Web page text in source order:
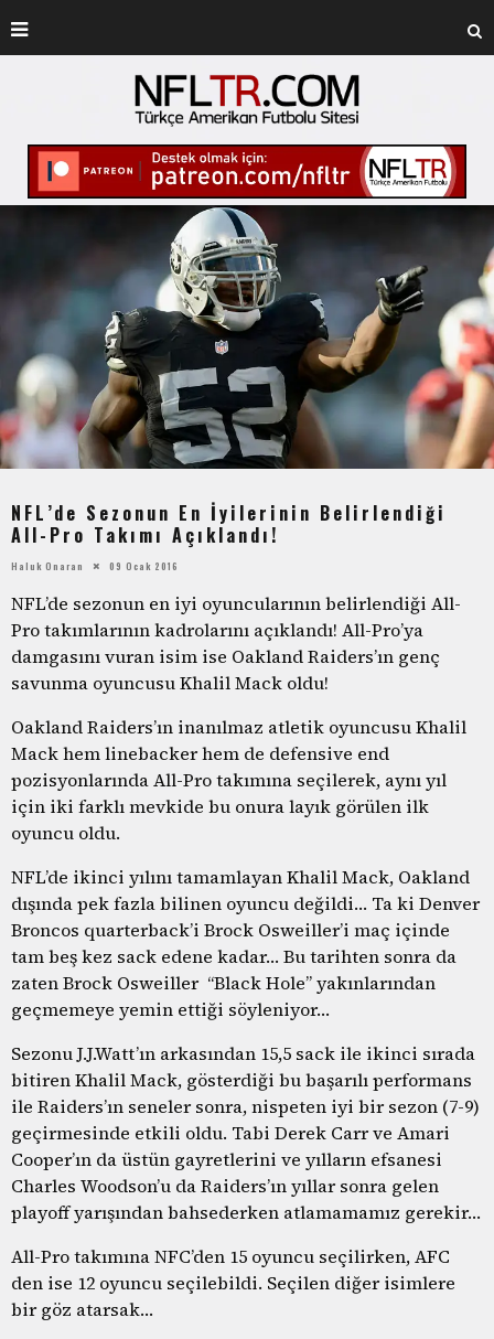
NFL’de Sezonun En İyilerinin Belirlendiği
All-Pro Takımı Açıklandı!
Haluk Onaran 09 Ocak 2016
NFL’de sezonun en iyi oyuncularının belirlendiği All-
Pro takımlarının kadrolarını açıklandı! All-Pro’ya
damgasını vuran isim ise Oakland Raiders’ın genç
savunma oyuncusu Khalil Mack oldu!
Oakland Raiders’ın inanılmaz atletik oyuncusu Khalil
Mack hem linebacker hem de defensive end
pozisyonlarında All-Pro takımına seçilerek, aynı yıl
için iki farklı mevkide bu onura layık görülen ilk
oyuncu oldu.
NFL’de ikinci yılını tamamlayan Khalil Mack, Oakland
dışında pek fazla bilinen oyuncu değildi… Ta ki Denver
Broncos quarterback’i Brock Osweiller’i maç içinde
tam beş kez sack edene kadar… Bu tarihten sonra da
zaten Brock Osweiller “Black Hole” yakınlarından
geçmemeye yemin ettiği söyleniyor…
Sezonu J.J.Watt’ın arkasından 15,5 sack ile ikinci sırada
bitiren Khalil Mack, gösterdiği bu başarılı performans
ile Raiders’ın seneler sonra, nispeten iyi bir sezon (7-9)
geçirmesinde etkili oldu. Tabi Derek Carr ve Amari
Cooper’ın da üstün gayretlerini ve yılların efsanesi
Charles Woodson’u da Raiders’ın yıllar sonra gelen
playoff yarışından bahsederken atlamamamız gerekir…
All-Pro takımına NFC’den 15 oyuncu seçilirken, AFC
den ise 12 oyuncu seçilebildi. Seçilen diğer isimlere
bir göz atarsak…